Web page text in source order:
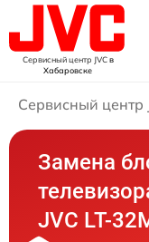
Сервисный центр JVCв
Хабаровске
Сервисный центр
Замена
JVC LT-